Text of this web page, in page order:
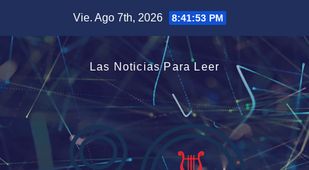
contenido
Vie. Ago 7th, 2026 8:41:53 PM
Las Noticias Para Leer